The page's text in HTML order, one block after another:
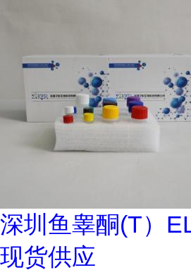
深圳鱼睾酮(T）
现货供应